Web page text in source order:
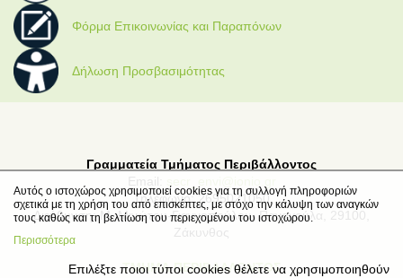
Φόρμα Επικοινωνίας και Παραπόνων
Δήλωση Προσβασιμότητας
Γραμματεία Τμήματος Περιβάλλοντος
Email:
Τηλέφωνο: 2695021050
Διεύθυνση: Μ. Μινώτου-Γιαννοπούλου, Παναγούλα, 29100,
Ζάκυνθος
ΤΜΗΜΑ ΠΕΡΙΒΑΛΛΟΝΤΟΣ
Αυτός ο ιστοχώρος χρησιμοποιεί cookies για τη συλλογή πληροφοριών
σχετικά με τη χρήση του από επισκέπτες, με στόχο την κάλυψη των αναγκών
τους καθώς και τη βελτίωση του περιεχομένου του ιστοχώρου.
Περισσότερα
Επιλέξτε ποιοι τύποι cookies θέλετε να χρησιμοποιηθούν